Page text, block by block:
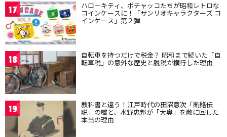
17 ハローキティ、ポチャッコたちが昭和レトロな
コインケースに！「サンリオキャラクターズ コ
インケース」第２弾
18 自転車を持つだけで税金？ 昭和まで続いた「自
転車税」の意外な歴史と脱税が横行した理由
19 教科書と違う！江戸時代の田沼意次「賄賂伝
説」の嘘と、水野忠邦が「大奥」を敵に回した
本当の理由